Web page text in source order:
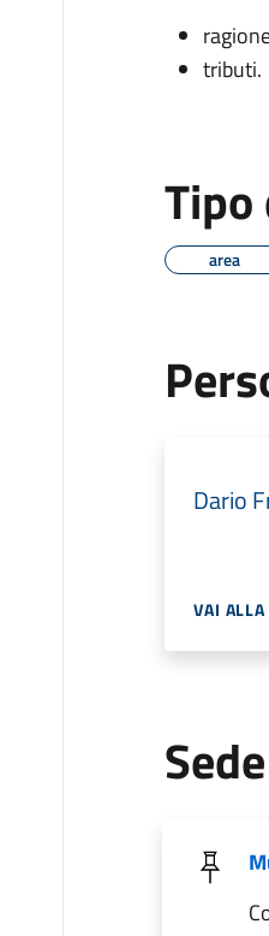
tributi.
Tipo
area
Dario
VAI